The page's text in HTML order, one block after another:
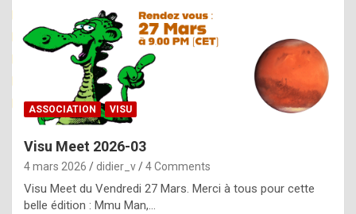
R
o
p
l
ASSOCIATION VISU
Visu Meet 2026-03
4 mars 2026 didier_v 4 Comments
Visu Meet du Vendredi 27 Mars. Merci à tous pour cette
belle édition : Mmu Man,…